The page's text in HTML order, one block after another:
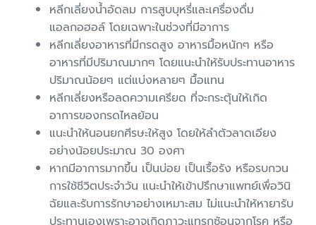
หลีกเลี่ยงน้ำอัดลม การสูบบุหรี่และเครื่องดื่ม
แอลกอฮอล์ โดยเฉพาะในช่วงที่มีอาการ
หลีกเลี่ยงอาหารที่มีกรดสูง อาหารมื้อหนักๆ หรือ
อาหารที่มีปริมาณมากๆ โดยแนะนำให้รับประทานอาหาร
ปริมาณน้อยๆ แต่แบ่งหลายๆ มื้อแทน
หลีกเลี่ยงหรือลดความเครียด ที่จะกระตุ้นให้เกิด
อาการของกรดไหลย้อน
แนะนำให้นอนยกศีรษะให้สูง โดยให้ลำตัวลาดเอียง
อย่างน้อยประมาณ 30 องศา
หากมีอาการมากขึ้น เป็นบ่อย เป็นเรื้อรัง หรือรบกวน
การใช้ชีวิตประจำวัน แนะนำให้เข้าปรึกษาแพทย์เพื่อวินิ
ฉัยและรับการรักษาอย่างเหมาะสม ไม่แนะนำให้หายารับ
ประทานเองเพราะอาจเกิดภาวะแทรกซ้อนจากโรค หรือ